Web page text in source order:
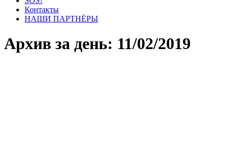
Контакты
НАШИ ПАРТНЁРЫ
Архив за день: 11/02/2019